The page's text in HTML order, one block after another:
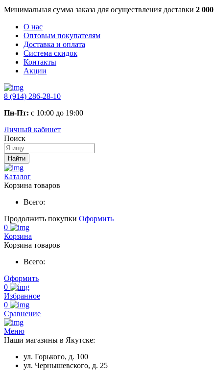
Минимальная сумма заказа для осуществления доставки 2 000
О нас
Оптовым покупателям
Доставка и оплата
Система скидок
Контакты
Акции
8 (914) 286-28-10
Пн-Пт: с 10:00 до 19:00
Личный кабинет
Поиск
Найти
Каталог
Корзина товаров
Всего:
Продолжить покупки Оформить
0
Корзина
Корзина товаров
Всего:
Оформить
0
Избранное
0
Сравнение
Меню
Наши магазины в Якутске:
ул. Горького, д. 100
ул. Чернышевского, д. 25